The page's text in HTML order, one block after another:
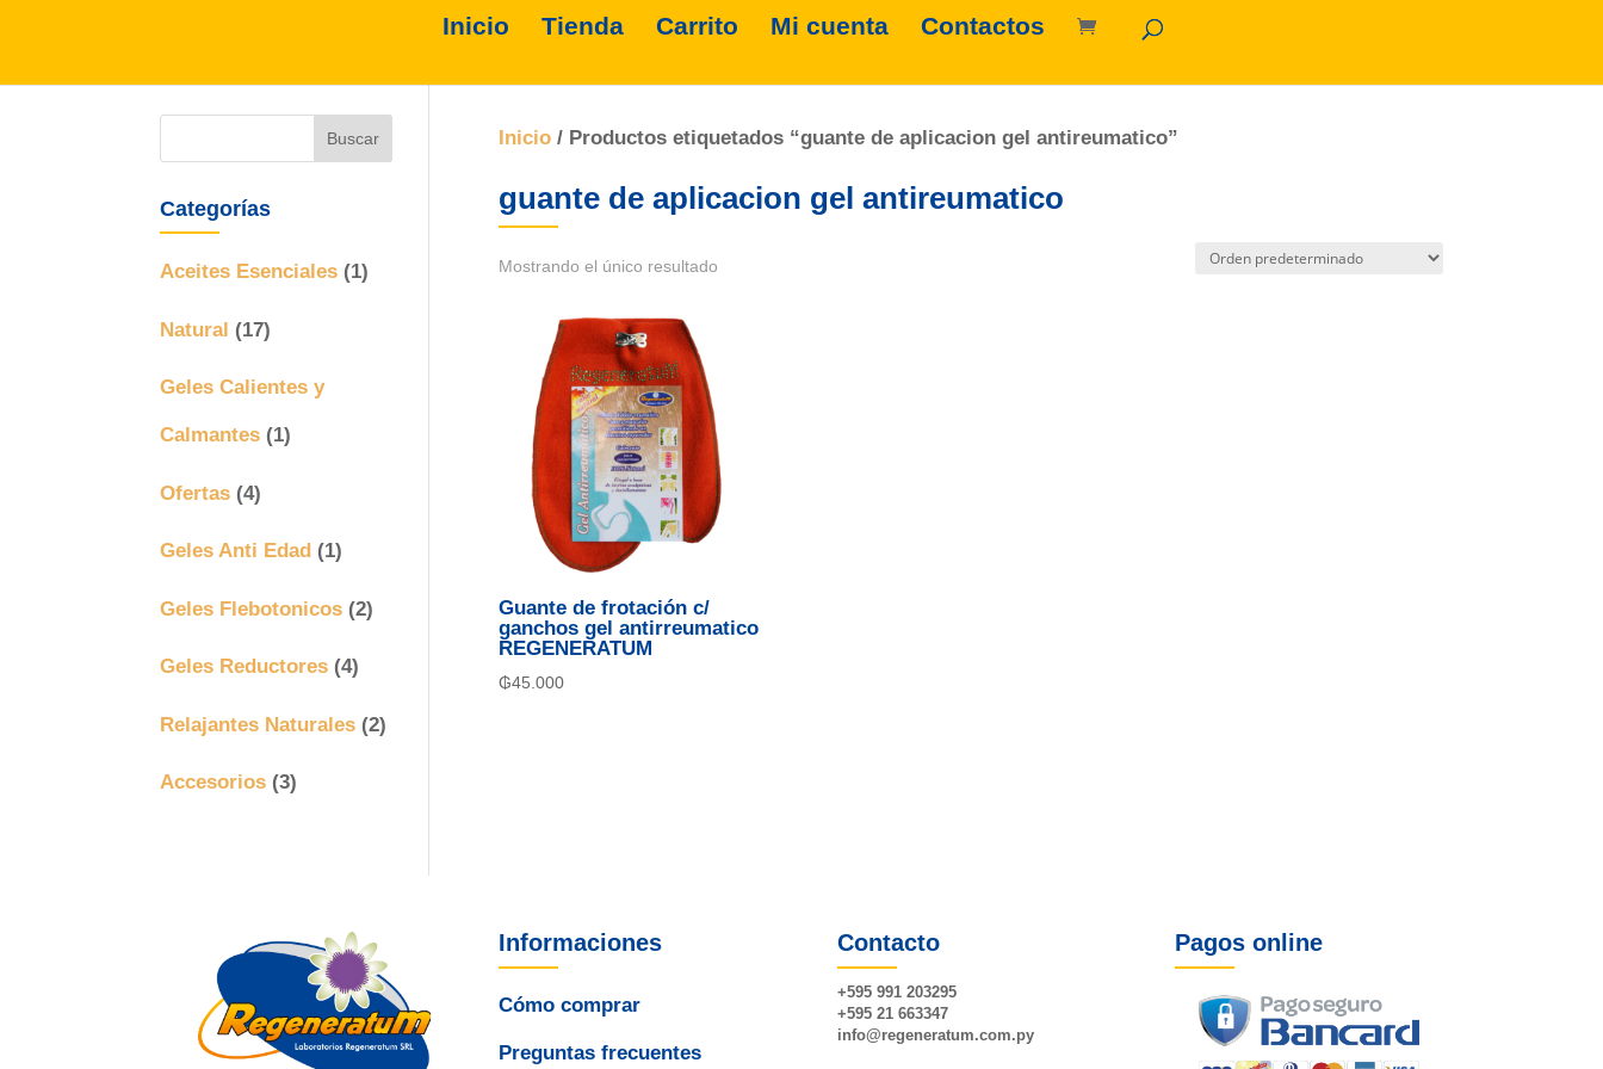
Inicio Tienda Carrito Mi cuenta Contactos
Inicio/ Productos etiquetados “guante de aplicacion gel antireumatico”
guante de aplicacion gel antireumatico
Mostrando el único resultado
Guante de frotación c/
ganchos gel antirreumatico
REGENERATUM
₲45.000
Categorías
Aceites Esenciales (1)
Natural (17)
Geles Calientes y
Calmantes (1)
Ofertas (4)
Geles Anti Edad (1)
Geles Flebotonicos (2)
Geles Reductores (4)
Relajantes Naturales (2)
Accesorios (3)
Informaciones
Cómo comprar
Preguntas frecuentes
Contacto
+595 991 203295
+595 21 663347
info@regeneratum.com.py
Pagos online